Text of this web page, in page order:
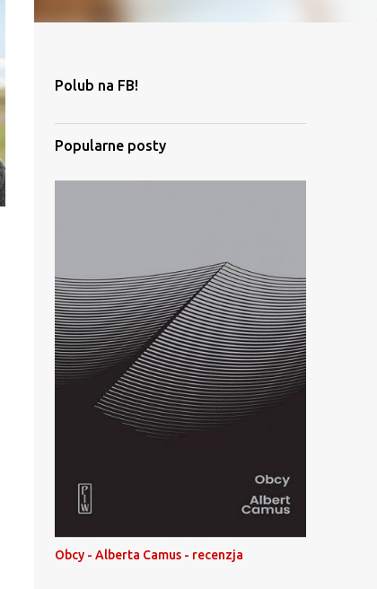
Polub na FB!
Popularne posty
Obcy - Alberta Camus - recenzja